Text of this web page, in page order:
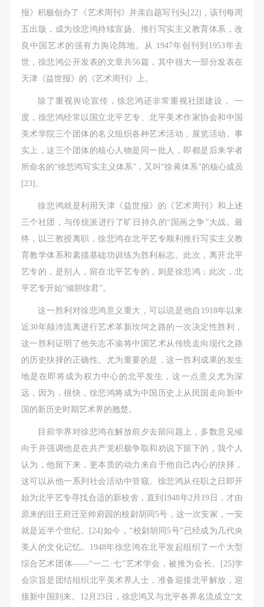
报》积极创办了《艺术周刊》并亲自题写刊头[22]，该刊每周
五出版，成为徐悲鸿持续宣扬、推行写实主义教育体系，改
良中国艺术的强有力舆论阵地。从 1947年创刊到1953年去
世，徐悲鸿公开发表的文章共56篇，其中很大一部分发表在
天津《益世报》的《艺术周刊》上。
除了重视舆论宣传，徐悲鸿还非常重视社团建设， 一
度，徐悲鸿经常以国立北平艺专、北平美术作家协会和中国
美术学院三个团体的名义组织各种艺术活动，展览活动。事
实上，这三个团体的核心人物是同一批人，即都是后来学者
所命名的“徐悲鸿写实主义体系”，又叫“徐蒋体系”的核心成员
[23]。
徐悲鸿就是利用天津《益世报》的《艺术周刊》和上述
三个社团，与传统派进行了旷日持久的“国画之争”大战。最
终，以三教授离职，徐悲鸿在北平艺专顺利推行写实主义教
育教学体系和素描基础功训练为胜利标志。此次，离开北平
艺专的，是别人，留在北平艺专的，则是徐悲鸿；此次，北
平艺专开始“倾胆徐君”。
这一胜利对徐悲鸿意义重大，可以说是他自1918年以来
近30年颠沛流离进行艺术革新坎坷之路的一次决定性胜利，
这一胜利证明了他矢志不渝将中国艺术从传统走向现代之路
的历史抉择的正确性。尤为重要的是，这一胜利成果的发生
地是在即将成为权力中心的北平发生，这一点意义尤为深
远，因为，很快，徐悲鸿将成为中国历史上从民国走向新中
国的新历史时期艺术界的翘楚。
目前学界对徐悲鸿在解放前夕去留问题上，多数意见倾
向于并强调他是在共产党积极争取和劝说下留下的，我个人
认为，他留下来，更本质的动力来自于他自己内心的抉择，
这可以从他一系列社会活动中管窥。徐悲鸿从任职之日即开
始为北平艺专寻找合适的新校舍，直到1948年2月19日，才由
原来的旧王府迁至帅府园的校尉胡同5号，这一次安家，一安
就是近半个世纪。[24]如今，“校尉胡同5号”已经成为几代央
美人的文化记忆。1948年徐悲鸿在北平发起组织了一个大型
综合艺术团体——“一二·七”艺术学会，被推为会长。[25]学
会宗旨是团结组织北平美术界人士，准备迎接北平解放，迎
接新中国到来。12月23日，徐悲鸿又与北平各界名流成立“文
手机号码
发送验证码
手机号码将作为您的登录账号
验证码
登录
可使用雅昌艺术网会员账户登录